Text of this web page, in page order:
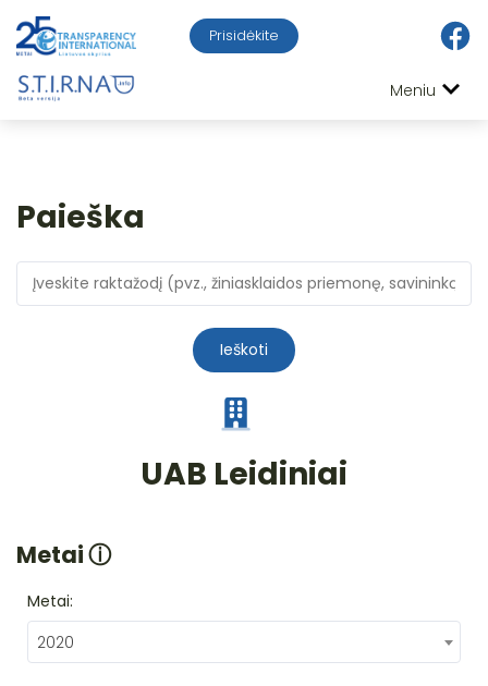
Prisidėkite
Meniu
Paieška
Ieškoti
UAB Leidiniai
Metaiⓘ
Metai:
2020